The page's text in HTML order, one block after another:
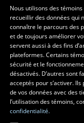
Les écoles et la
École d’art
École supérieure
régional
École de design
Centre de recherche en
Nous utilisons des
recueillir des données qui
connaître le parcours des
et de toujours améliorer
servent aussi à des fins
plateformes. Certains
sécurité et le
désactivés. D’autres sont
acceptés pour s’activer.
de vos données avec des
l’utilisation des témoins,
confidentialité.